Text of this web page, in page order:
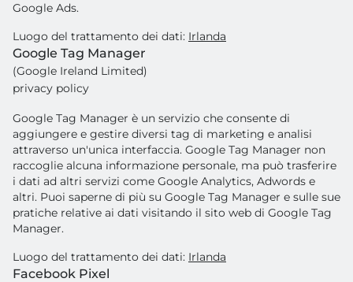
Google Ads.
Luogo del trattamento dei dati: Irlanda
Google Tag Manager
(Google Ireland Limited)
privacy policy
Google Tag Manager è un servizio che consente di
aggiungere e gestire diversi tag di marketing e analisi
attraverso un'unica interfaccia. Google Tag Manager non
raccoglie alcuna informazione personale, ma può trasferire
i dati ad altri servizi come Google Analytics, Adwords e
altri. Puoi saperne di più su Google Tag Manager e sulle sue
pratiche relative ai dati visitando il sito web di Google Tag
Manager.
Luogo del trattamento dei dati: Irlanda
Facebook Pixel